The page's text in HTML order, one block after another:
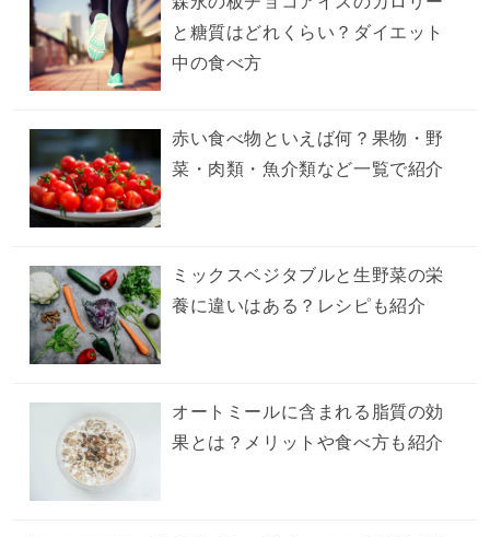
と糖質はどれくらい？ダイエット
中の食べ方
赤い食べ物といえば何？果物・野
菜・肉類・魚介類など一覧で紹介
ミックスベジタブルと生野菜の栄
養に違いはある？レシピも紹介
オートミールに含まれる脂質の効
果とは？メリットや食べ方も紹介